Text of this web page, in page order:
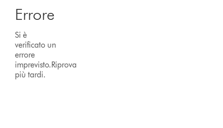
Errore
Si è
verificato un
errore
imprevisto.Riprova
più tardi.